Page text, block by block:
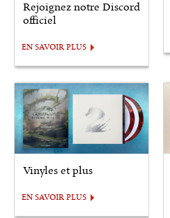
Rejoignez notre Discord
officiel
EN SAVOIR PLUS
Vinyles et plus
EN SAVOIR PLUS